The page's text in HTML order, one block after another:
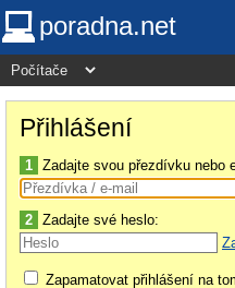
poradna.net
Přihlášení
1 Zadajte svou přezdívku nebo
2 Zadajte své heslo:
Zapamatovat přihlášení na